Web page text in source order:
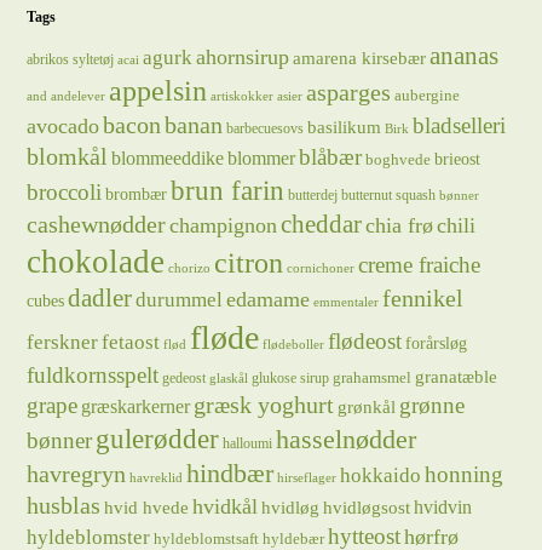
Tags
abrikos syltetøj acai agurkahornsirupamarena kirsebærananas
and andelever appelsin artiskokker asier asparges aubergine
avocadobaconbanan barbecuesovs basilikum Birk bladselleri
blomkål blommeeddikeblommerblåbær boghvede brieost
broccoli brombær brun farin butterdej butternut squash bønner
cashewnødderchampignoncheddarchia frøchili
chokolade chorizo citron cornichoner creme fraiche
cubes dadlerdurummeledamame emmentaler fennikel
fersknerfetaost flød fløde flødeboller flødeost forårsløg
fuldkornsspelt gedeost glaskål glukose sirup grahamsmel granatæble
grape græskarkernergræsk yoghurt grønkål grønne
bønnergulerødder halloumi hasselnødder
havregryn havreklid hindbær hirseflager hokkaido honning
husblas hvid hvede hvidkålhvidløg hvidløgsost hvidvin
hyldeblomster hyldeblomstsaft hyldebær hytteosthørfrø